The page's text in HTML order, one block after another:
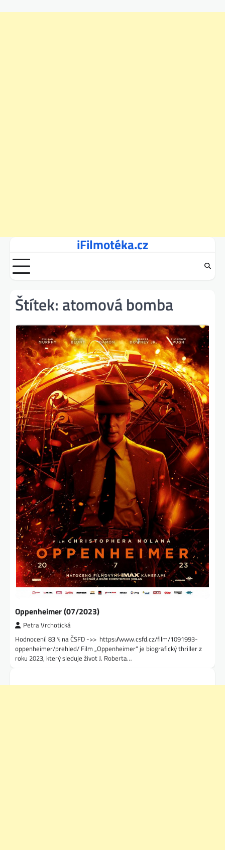
content
iFilmotéka.cz
Štítek: atomová bomba
Oppenheimer (07/2023)
Petra Vrchotická
Hodnocení: 83 % na ČSFD ->> https://www.csfd.cz/film/1091993-
oppenheimer/prehled/ Film „Oppenheimer“ je biografický thriller z
roku 2023, který sleduje život J. Roberta…